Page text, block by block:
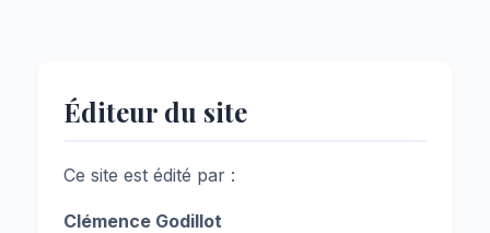
Éditeur du site
Ce site est édité par :
Clémence Godillot